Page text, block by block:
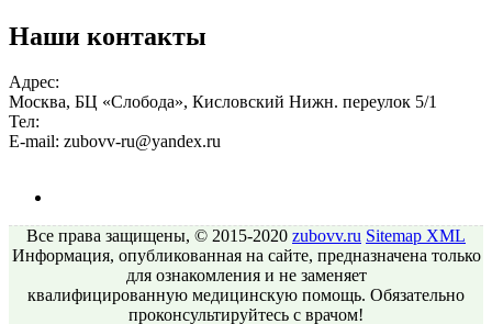
Наши контакты
Адрес:
Москва, БЦ «Слобода», Кисловский Нижн. переулок 5/1
Тел:
E-mail: zubovv-ru@yandex.ru
Все права защищены, © 2015-2020 zubovv.ru Sitemap XML
Информация, опубликованная на сайте, предназначена только
для ознакомления и не заменяет
квалифицированную медицинскую помощь. Обязательно
проконсультируйтесь с врачом!